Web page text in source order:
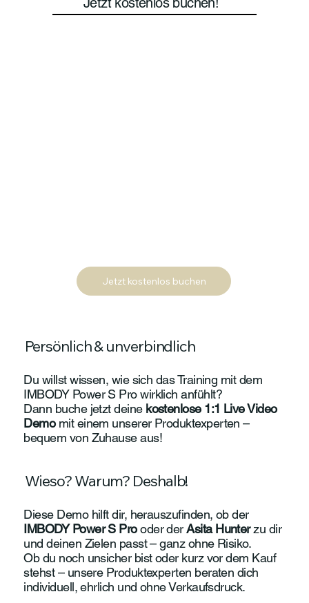
Jetzt kostenlos buchen
Du willst wissen, wie sich das Training mit dem
IMBODY Power S Pro wirklich anfühlt?
Dann buche jetzt deine kostenlose 1:1 Live Video
Demomit einem unserer Produktexperten –
bequem von Zuhause aus!
Persönlich & unverbindlich
Diese Demo hilft dir, herauszufinden, ob der
IMBODY Power S Prooder derAsita Hunterzu dir
und deinen Zielen passt – ganz ohne Risiko.
Ob du noch unsicher bist oder kurz vor dem Kauf
stehst – unsere Produktexperten beraten dich
individuell, ehrlich und ohne Verkaufsdruck.
Wieso? Warum? Deshalb!